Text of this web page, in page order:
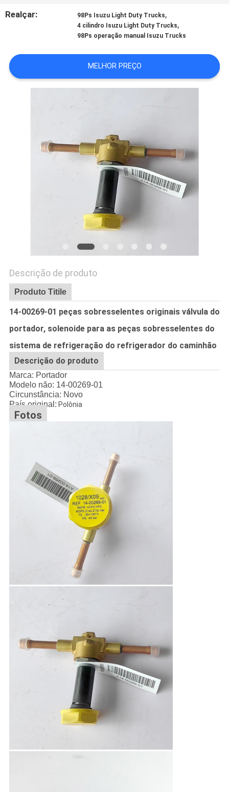
NOTÍCIAS
CASOS
MAPA
POLÍTICA
Realçar: 98Ps Isuzu Light Duty Trucks,
4 cilindro Isuzu Light Duty Trucks,
98Ps operação manual Isuzu Trucks
MELHOR PREÇO
Descrição de produto
Produto Titile
14-00269-01 peças sobresselentes originais válvula do
portador, solenoide para as peças sobresselentes do
sistema de refrigeração do refrigerador do caminhão
Descrição do produto
Marca: Portador
Modelo não: 14-00269-01
Circunstância: Novo
País original: Polônia
Fotos